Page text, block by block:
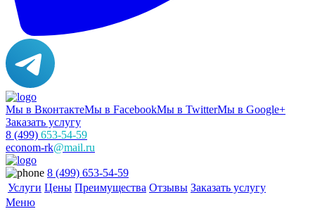
Мы в ВконтактеМы в FacebookМы в TwitterМы в Google+
Заказать услугу
8 (499) 653-54-59
econom-rk@mail.ru
8 (499) 653-54-59
Услуги Цены Преимущества Отзывы Заказать услугу
Меню